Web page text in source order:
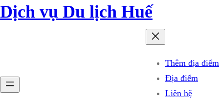
Dịch vụ Du lịch Huế
Thêm địa điểm
Địa điểm
Liên hệ